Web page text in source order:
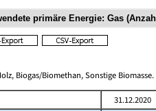
Biogas/Biomethan, Sonstige Biomasse.
31.12.2020